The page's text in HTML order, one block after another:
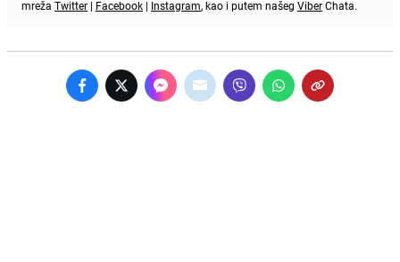
mreža Twitter | Facebook | Instagram, kao i putem našeg ViberChata.